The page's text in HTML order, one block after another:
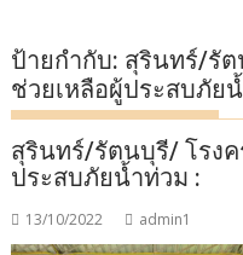
ป้ายกำกับ: สุรินทร์/รัต
ช่วยเหลือผู้ประสบภัย
สุรินทร์/รัตนบุรี/ โรงค
ประสบภัยน้ำท่วม :
13/10/2022 admin1